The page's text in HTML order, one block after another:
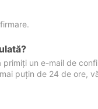
un e-mail de
puțin de 24 de ore,